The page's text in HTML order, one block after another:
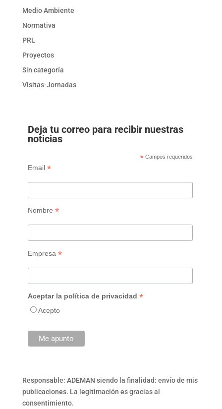
Medio Ambiente
Normativa
PRL
Proyectos
Sin categoría
Visitas-Jornadas
Deja tu correo para recibir nuestras
noticias
* Campos requeridos
Email *
Nombre *
Empresa *
Aceptar la política de privacidad *
Acepto
Responsable: ADEMAN siendo la finalidad: envío de mis
publicaciones. La legitimación es gracias al
consentimiento.